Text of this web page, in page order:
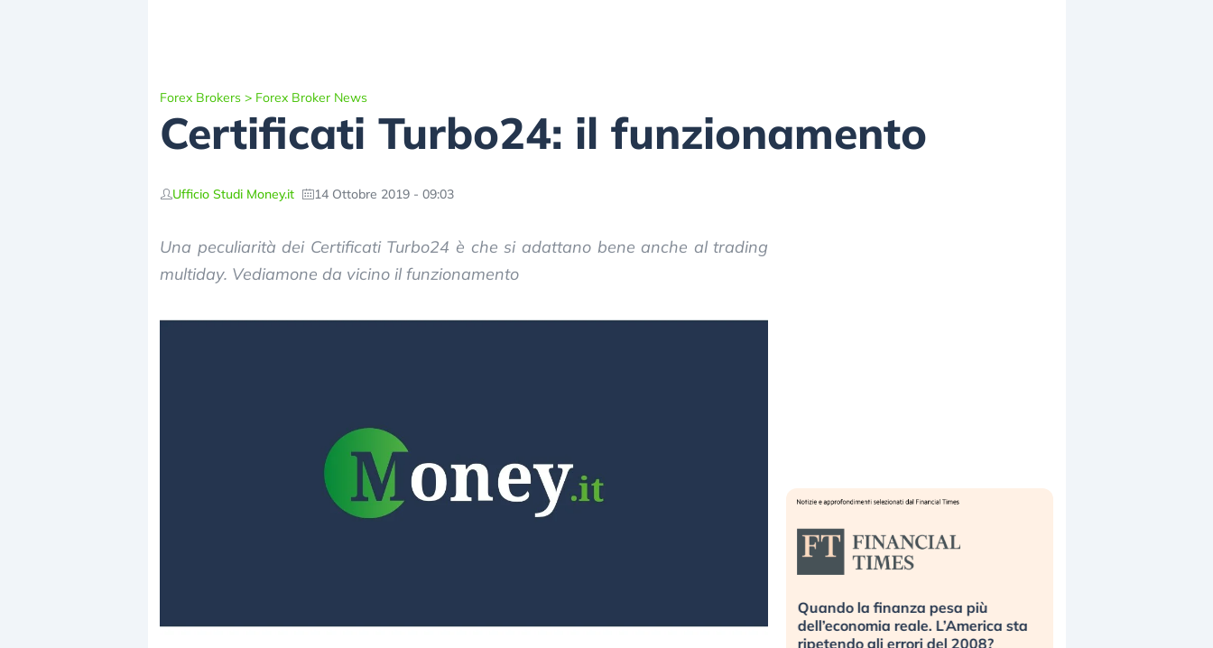
Forex Brokers > Forex Broker News
Certificati Turbo24: il funzionamento
Ufficio Studi Money.it 14 Ottobre 2019 - 09:03
Una peculiarità dei Certificati Turbo24 è che si adattano bene anche al trading
multiday. Vediamone da vicino il funzionamento
correzione. Cosa sta guidando il
in preda al panico dopo lo scoppio
Quando la finanza pesa più
dell’economia reale. L’America sta
ripetendo gli errori del 2008?